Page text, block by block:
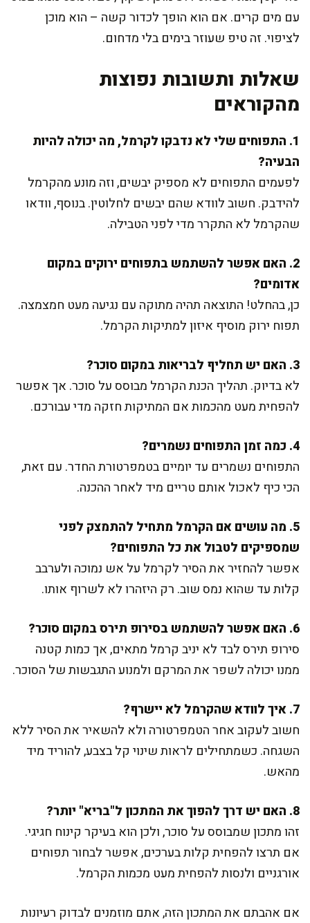
עם מים קרים. אם הוא הופך לכדור קשה – הוא מוכן
לציפוי. זה טיפ שעוזר בימים בלי מדחום.
שאלות ותשובות נפוצות
מהקוראים
1. התפוחים שלי לא נדבקו לקרמל, מה יכולה להיות
הבעיה?
לפעמים התפוחים לא מספיק יבשים, וזה מונע מהקרמל
להידבק. חשוב לוודא שהם יבשים לחלוטין. בנוסף, וודאו
שהקרמל לא התקרר מדי לפני הטבילה.
2. האם אפשר להשתמש בתפוחים ירוקים במקום
אדומים?
כן, בהחלט! התוצאה תהיה מתוקה עם נגיעה מעט חמצמצה.
תפוח ירוק מוסיף איזון למתיקות הקרמל.
3. האם יש תחליף לבריאות במקום סוכר?
לא בדיוק. תהליך הכנת הקרמל מבוסס על סוכר. אך אפשר
להפחית מעט מהכמות אם המתיקות חזקה מדי עבורכם.
4. כמה זמן התפוחים נשמרים?
התפוחים נשמרים עד יומיים בטמפרטורת החדר. עם זאת,
הכי כיף לאכול אותם טריים מיד לאחר ההכנה.
5. מה עושים אם הקרמל מתחיל להתמצק לפני
שמספיקים לטבול את כל התפוחים?
אפשר להחזיר את הסיר לקרמל על אש נמוכה ולערבב
קלות עד שהוא נמס שוב. רק היזהרו לא לשרוף אותו.
6. האם אפשר להשתמש בסירופ תירס במקום סוכר?
סירופ תירס לבד לא יניב קרמל מתאים, אך כמות קטנה
ממנו יכולה לשפר את המרקם ולמנוע התגבשות של הסוכר.
7. איך לוודא שהקרמל לא יישרף?
חשוב לעקוב אחר הטמפרטורה ולא להשאיר את הסיר ללא
השגחה. כשמתחילים לראות שינוי קל בצבע, להוריד מיד
מהאש.
8. האם יש דרך להפוך את המתכון ל"בריא" יותר?
זהו מתכון שמבוסס על סוכר, ולכן הוא בעיקר קינוח חגיגי.
אם תרצו להפחית קלות בערכים, אפשר לבחור תפוחים
אורגניים ולנסות להפחית מעט מכמות הקרמל.
אם אהבתם את המתכון הזה, אתם מוזמנים לבדוק רעיונות